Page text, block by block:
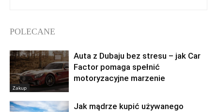
POLECANE
Zakup
Auta z Dubaju bez stresu – jak Car
Factor pomaga spełnić
motoryzacyjne marzenie
Jak mądrze kupić używanego